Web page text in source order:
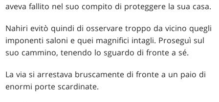
aveva fallito nel suo compito di proteggere la sua casa.
Nahiri evitò quindi di osservare troppo da vicino quegli
imponenti saloni e quei magnifici intagli. Proseguì sul
suo cammino, tenendo lo sguardo di fronte a sé.
La via si arrestava bruscamente di fronte a un paio di
enormi porte scardinate.